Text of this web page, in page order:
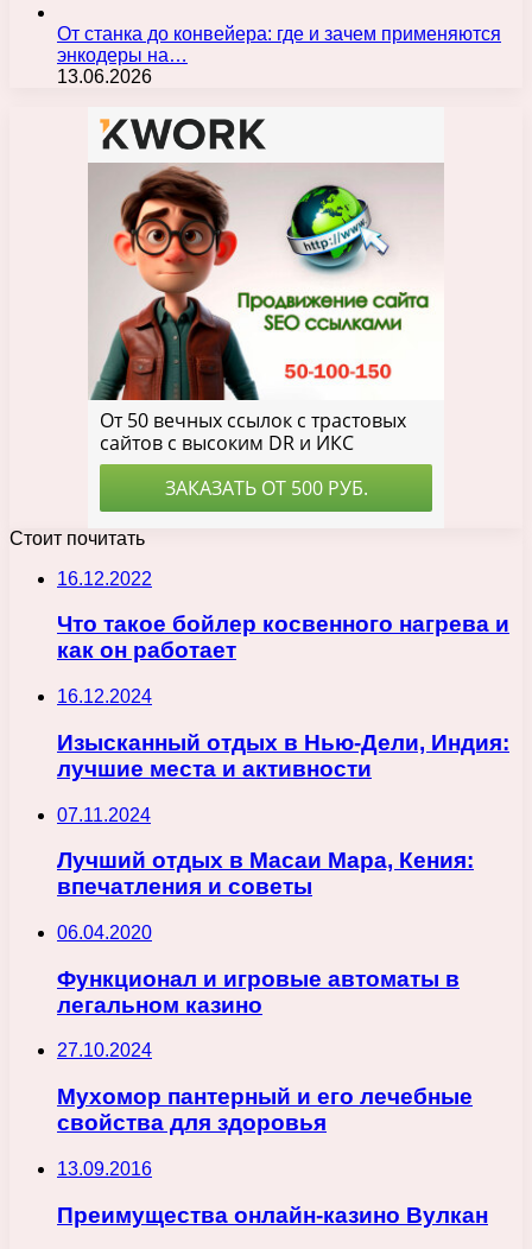
От станка до конвейера: где и зачем применяются
энкодеры на…
13.06.2026
Стоит почитать
16.12.2022
Что такое бойлер косвенного нагрева и
как он работает
16.12.2024
Изысканный отдых в Нью-Дели, Индия:
лучшие места и активности
07.11.2024
Лучший отдых в Масаи Мара, Кения:
впечатления и советы
06.04.2020
Функционал и игровые автоматы в
легальном казино
27.10.2024
Мухомор пантерный и его лечебные
свойства для здоровья
13.09.2016
Преимущества онлайн-казино Вулкан